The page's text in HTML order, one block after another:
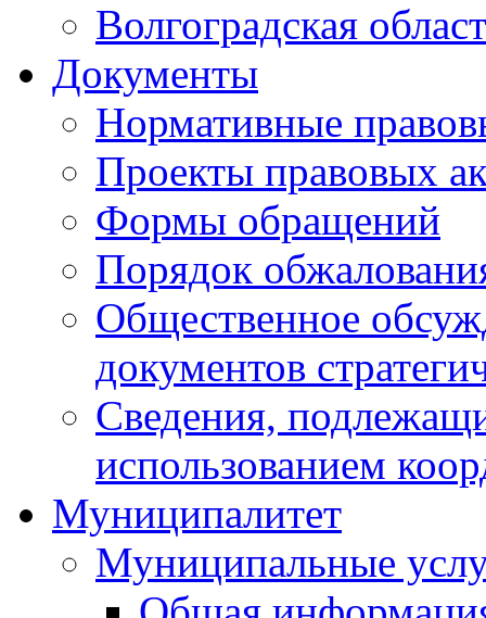
Волгоградская
Документы
Нормативные
Проекты правовых
Формы обращений
Порядок
Общественное
документов
Сведения,
использованием
Муниципалитет
Муниципальные